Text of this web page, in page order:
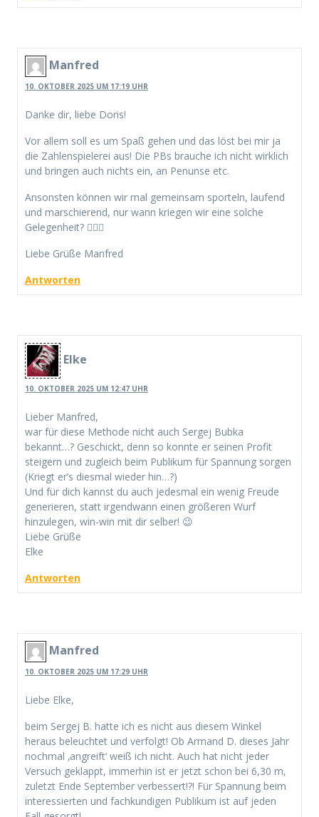
Manfred
10. OKTOBER 2025 UM 17:19 UHR
Danke dir, liebe Doris!
Vor allem soll es um Spaß gehen und das löst bei mir ja
die Zahlenspielerei aus! Die PBs brauche ich nicht wirklich
und bringen auch nichts ein, an Penunse etc.
Ansonsten können wir mal gemeinsam sporteln, laufend
und marschierend, nur wann kriegen wir eine solche
Gelegenheit? 🤷🏻‍♂️
Liebe Grüße Manfred
Antworten
Elke
10. OKTOBER 2025 UM 12:47 UHR
Lieber Manfred,
war für diese Methode nicht auch Sergej Bubka
bekannt…? Geschickt, denn so konnte er seinen Profit
steigern und zugleich beim Publikum für Spannung sorgen
(Kriegt er’s diesmal wieder hin…?)
Und für dich kannst du auch jedesmal ein wenig Freude
generieren, statt irgendwann einen größeren Wurf
hinzulegen, win-win mit dir selber! 😉
Liebe Grüße
Elke
Antworten
Manfred
10. OKTOBER 2025 UM 17:29 UHR
Liebe Elke,
beim Sergej B. hatte ich es nicht aus diesem Winkel
heraus beleuchtet und verfolgt! Ob Armand D. dieses Jahr
nochmal ‚angreift‘ weiß ich nicht. Auch hat nicht jeder
Versuch geklappt, immerhin ist er jetzt schon bei 6,30 m,
zuletzt Ende September verbessert!?! Für Spannung beim
interessierten und fachkundigen Publikum ist auf jeden